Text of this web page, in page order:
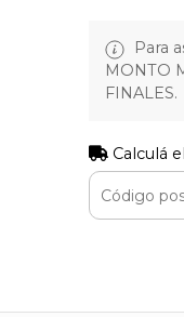
Para
MONTO
FINALES.
Calculá